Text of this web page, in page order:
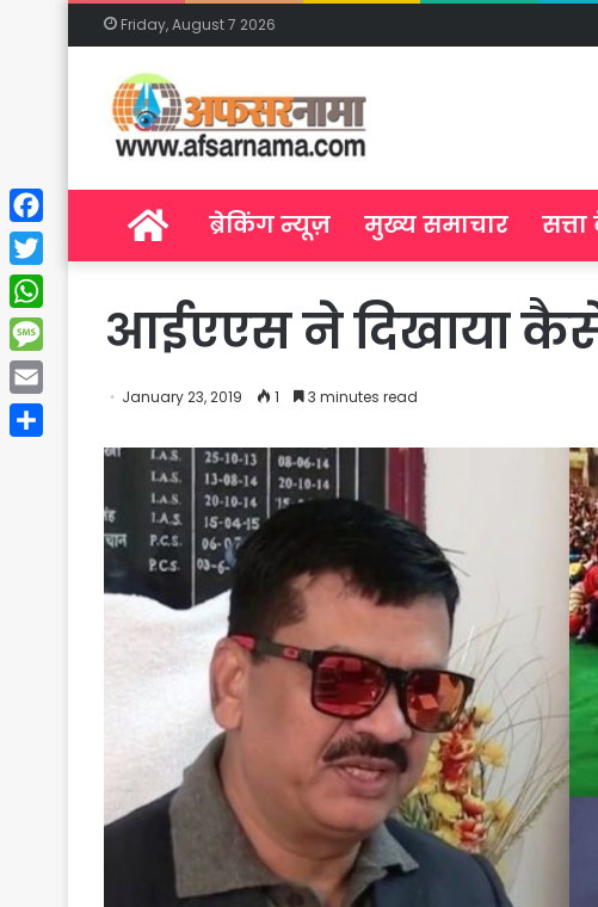
Friday, August 7 2026
Homeब्रेकिंग न्यूज़ मुख्य समाचार
आईएएस ने दिखाया
January 23, 2019 1 3 minutes read
Facebook
Twitter
WhatsApp
Message
Email